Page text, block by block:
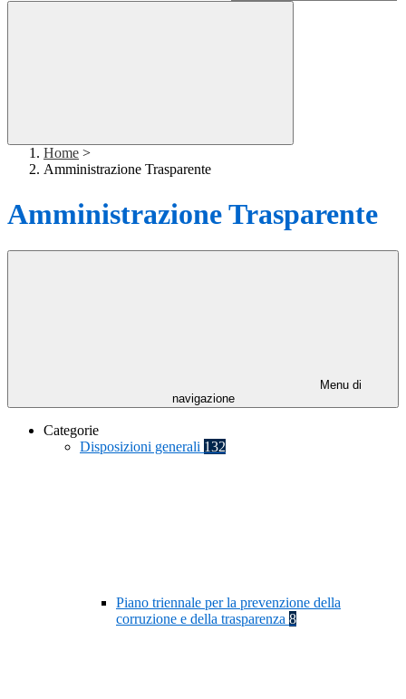
Home >
Amministrazione Trasparente
Amministrazione Trasparente
Menu di
navigazione
Categorie
Disposizioni generali 132
Piano triennale per la prevenzione della
corruzione e della trasparenza 8